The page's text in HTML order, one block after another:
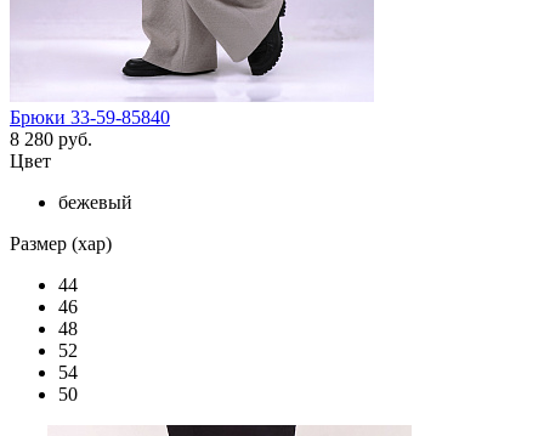
Брюки 33-59-85840
8 280 руб.
Цвет
бежевый
Размер (хар)
44
46
48
52
54
50